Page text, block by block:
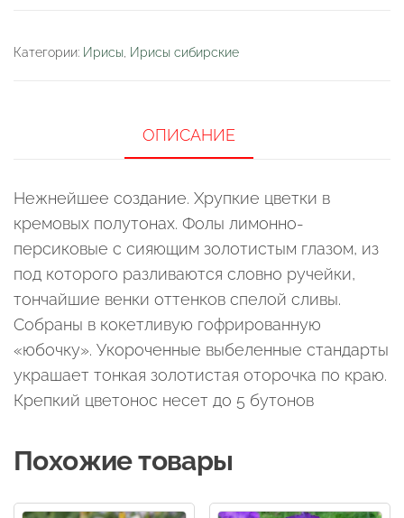
Категории: Ирисы Ирисы сибирские
ОПИСАНИЕ
Нежнейшее создание. Хрупкие цветки в
кремовых полутонах. Фолы лимонно-
персиковые с сияющим золотистым глазом, из
под которого разливаются словно ручейки,
тончайшие венки оттенков спелой сливы.
Собраны в кокетливую гофрированную
«юбочку». Укороченные выбеленные стандарты
украшает тонкая золотистая оторочка по краю.
Крепкий цветонос несет до 5 бутонов
Похожие товары